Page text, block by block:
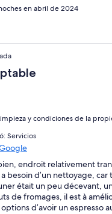
en abril de 2024
y condiciones de la
Servicios
endroit relativement
besoin d’un nettoyage, car
était un peu décevant,
de fromages, il est à
d’avoir un espresso